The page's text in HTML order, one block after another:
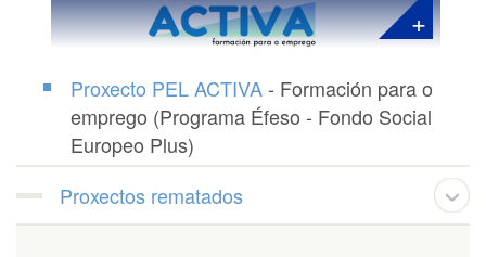
Proxecto PEL ACTIVA- Formación para o
emprego (Programa Éfeso - Fondo Social
Europeo Plus)
Proxectos rematados